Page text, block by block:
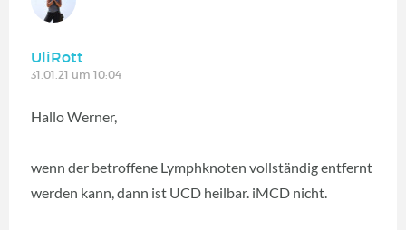
UliRott
31.01.21 um 10:04
Hallo Werner,
wenn der betroffene Lymphknoten vollständig entfernt
werden kann, dann ist UCD heilbar. iMCD nicht.